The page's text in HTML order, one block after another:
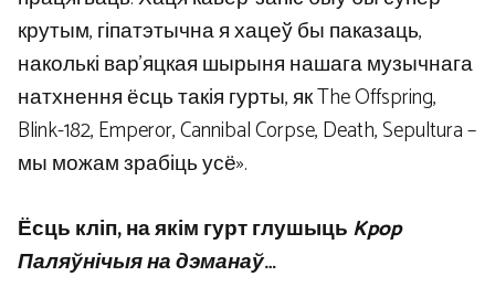
крутым, гіпатэтычна я хацеў бы паказаць,
наколькі вар’яцкая шырыня нашага музычнага
натхнення ёсць такія гурты, як The Offspring,
Blink-182, Emperor, Cannibal Corpse, Death, Sepultura –
мы можам зрабіць усё».
Ёсць кліп, на якім гурт глушыцьKpop
Паляўнічыя на дэманаў…